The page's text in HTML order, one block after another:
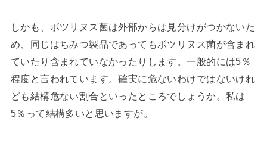
しかも、ボツリヌス菌は外部からは見分けがつかないた
め、同じはちみつ製品であってもボツリヌス菌が含まれ
ていたり含まれていなかったりします。一般的には5％
程度と言われています。確実に危ないわけではないけれ
ども結構危ない割合といったところでしょうか。私は
5％って結構多いと思いますが。